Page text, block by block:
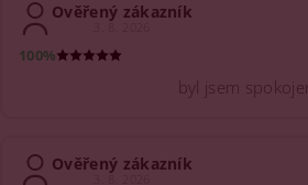
Ověřený zákazník
100%
byl jsem spokojen
Ověřený zákazník